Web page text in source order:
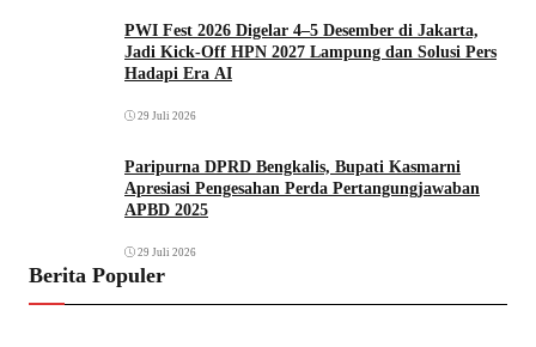
PWI Fest 2026 Digelar 4–5 Desember di Jakarta,
Jadi Kick-Off HPN 2027 Lampung dan Solusi Pers
Hadapi Era AI
29 Juli 2026
Paripurna DPRD Bengkalis, Bupati Kasmarni
Apresiasi Pengesahan Perda Pertangungjawaban
APBD 2025
29 Juli 2026
Berita Populer